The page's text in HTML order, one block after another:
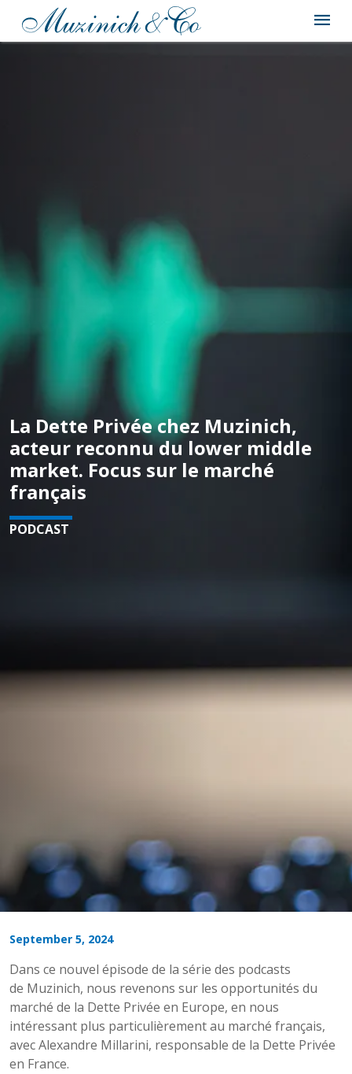
La Dette Privée chez Muzinich,
acteur reconnu du lower middle
market. Focus sur le marché
français
PODCAST
September 5, 2024
Dans ce nouvel épisode de la série des podcasts
de Muzinich, nous revenons sur les opportunités du
marché de la Dette Privée en Europe, en nous
intéressant plus particulièrement au marché français,
avec Alexandre Millarini, responsable de la Dette Privée
en France.